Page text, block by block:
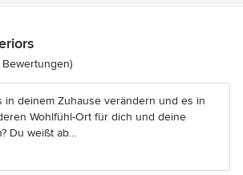
5 von 5 Sternen
Bewertungen)
in deinem Zuhause verändern und es in
Wohlfühl-Ort für dich und deine
Du weißt ab...